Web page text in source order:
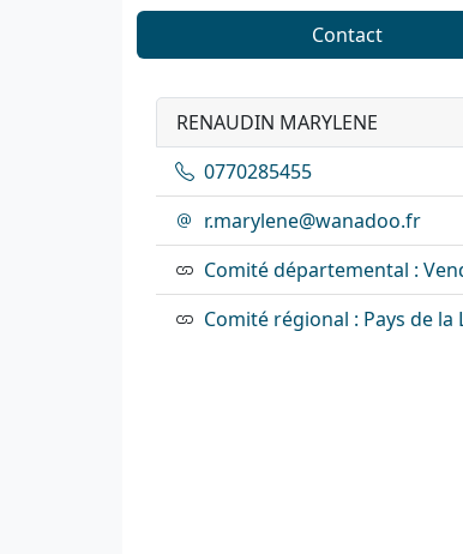
Contact
RENAUDIN MARYLENE
0770285455
r.marylene@wanadoo.fr
Comité départemental :
Comité régional : Pays de la